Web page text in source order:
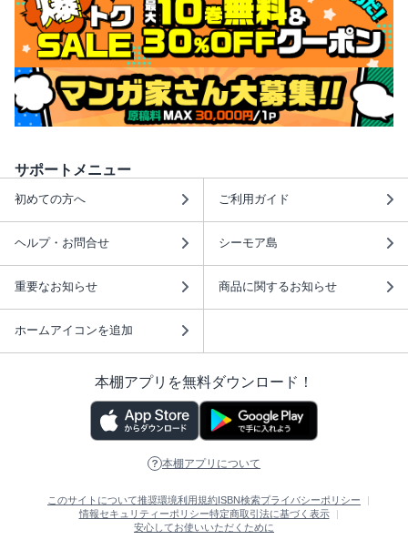
サポートメニュー
初めての方へ ご利用ガイド
ヘルプ・お問合せ シーモア島
重要なお知らせ 商品に関するお知らせ
ホームアイコンを追加
本棚アプリを無料ダウンロード！
本棚アプリについて
このサイトについて推奨環境利用規約 ISBN検索プライバシーポリシー
情報セキュリティーポリシー特定商取引法に基づく表示
安心してお使いいただくために